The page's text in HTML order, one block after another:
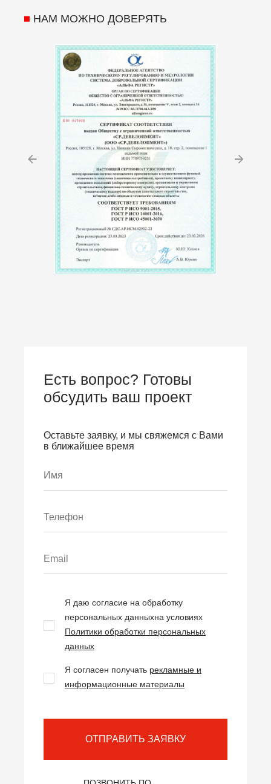
НАМ МОЖНО ДОВЕРЯТЬ
Есть вопрос? Готовы
обсудить ваш проект
Оставьте заявку, и мы свяжемся с Вами
в ближайшее время
Я даю согласие на обработку
персональных данныхна условиях
Политики обработки персональных
данных
Я согласен получать рекламные и
информационные материалы
ОТПРАВИТЬ ЗАЯВКУ